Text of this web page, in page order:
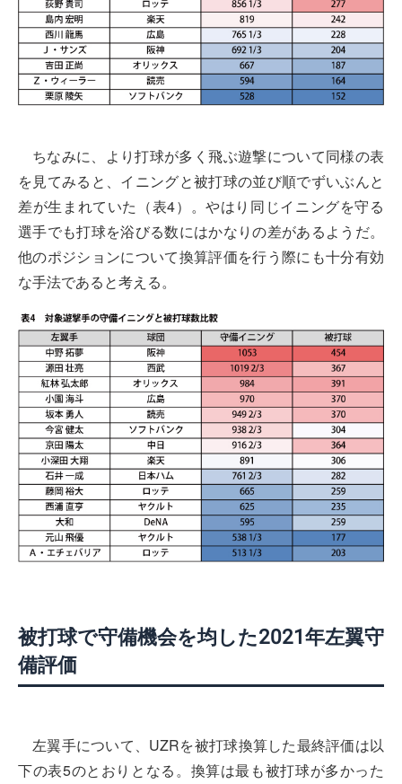
ちなみに、より打球が多く飛ぶ遊撃について同様の表
を見てみると、イニングと被打球の並び順でずいぶんと
差が生まれていた（表4）。やはり同じイニングを守る
選手でも打球を浴びる数にはかなりの差があるようだ。
他のポジションについて換算評価を行う際にも十分有効
な手法であると考える。
被打球で守備機会を均した2021年左翼守
備評価
左翼手について、UZRを被打球換算した最終評価は以
下の表5のとおりとなる。換算は最も被打球が多かった